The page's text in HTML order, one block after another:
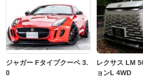
ジャガー Fタイプクーペ 3.
0
レクサス LM
ョンL 4WD